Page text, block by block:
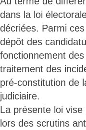
dans la loi
décriées. Parmi
dépôt des
fonctionnement
traitement des
pré-constitution de
judiciaire.
La présente loi
lors des scrutins